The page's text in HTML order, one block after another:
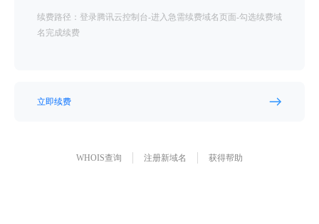
续费路径：登录腾讯云控制台-进入急需续费域名页面-勾选续费域
名完成续费
立即续费
WHOIS查询 注册新域名 获得帮助